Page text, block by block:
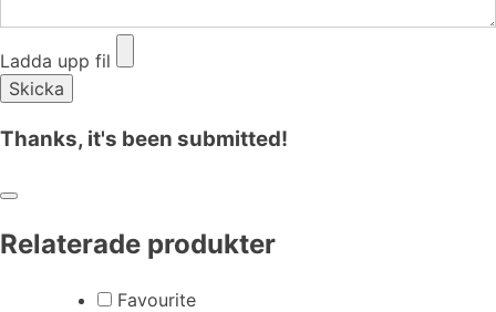
Ladda upp fil
Thanks, it's been submitted!
Relaterade produkter
Favourite